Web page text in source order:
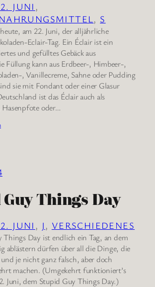
JUNI
, S
am 22. Juni, der alljährliche
Eclair-Tag. Ein Éclair ist ein
und gefülltes Gebäck aus
Füllung kann aus Erdbeer-, Himbeer-,
, Vanillecreme, Sahne oder Pudding
sie mit Fondant oder einer Glasur
ist das Éclair auch als
Hasenpfote oder…
Things Day
JUNI , J , VERSCHIEDENES
Things Day ist endlich ein Tag, an dem
ablästern dürfen über all die Dinge, die
je nicht ganz falsch, aber doch
machen. (Umgekehrt funktioniert’s
Juni, dem Stupid Guy Things Day.)